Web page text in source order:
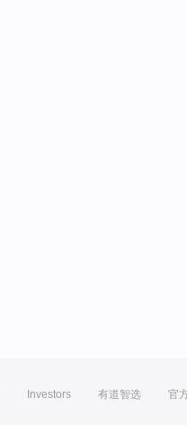
Investors 有道智选 官